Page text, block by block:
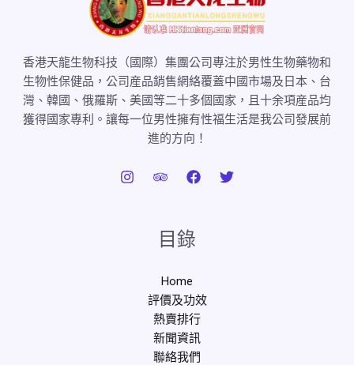
香港天龍生物科技（國際）集團公司專注於男性生物藥物和
生物性保健品，公司産品銷售網絡覆蓋中國市場及日本、台
灣、韓國、俄羅斯、美國等二十多個國家，且十余項産品均
獲得國家專利。讓每一位男性擁有性福生活是我公司發展前
進的方向！
目錄
Home
評價及功效
熱賣排行
新聞資訊
聯絡我們